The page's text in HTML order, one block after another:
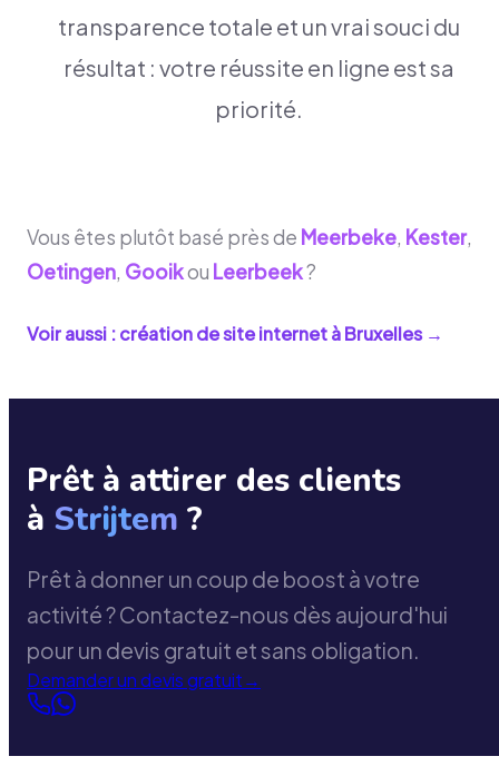
transparence totale et un vrai souci du
résultat : votre réussite en ligne est sa
priorité.
Vous êtes plutôt basé près de Meerbeke, Kester,
Oetingen, Gooikou Leerbeek?
Voir aussi : création de site internet àBruxelles→
Prêt à attirer des clients
à Strijtem ?
Prêt à donner un coup de boost à votre
activité ? Contactez-nous dès aujourd'hui
pour un devis gratuit et sans obligation.
Demander un devis gratuit→